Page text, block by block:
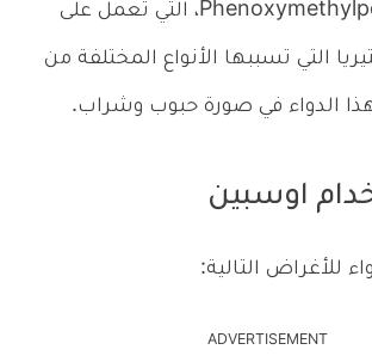
Phenoxymethylpenicillin، التي تعمل على
التي تسببها الأنواع المختلفة من
هذا الدواء في صورة حبوب وشراب.
اوسبين
للأغراض التالية:
ADVERTISEMENT